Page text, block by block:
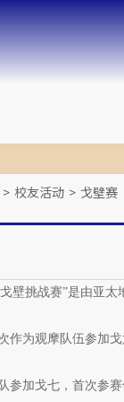
> 校友活动 > 戈壁赛
壁挑战赛”是由亚
作为观摩队伍参加戈
参加戈七，首次参